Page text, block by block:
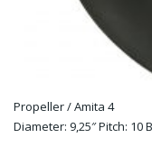
Propeller / Amita 4
Diameter: 9,25″ Pitch: 10